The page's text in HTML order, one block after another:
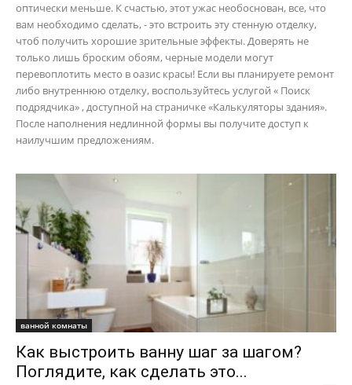
оптически меньше. К счастью, этот ужас необоснован, все, что
вам необходимо сделать, - это встроить эту стенную отделку,
чтоб получить хорошие зрительные эффекты. Доверять не
только лишь броским обоям, черные модели могут
перевоплотить место в оазис красы! Если вы планируете ремонт
либо внутреннюю отделку, воспользуйтесь услугой « Поиск
подрядчика» , доступной на страничке «Калькуляторы здания».
После наполнения недлинной формы вы получите доступ к
наилучшим предложениям.
ванной комнаты
Как выстроить ванну шаг за шагом?
Поглядите, как сделать это...